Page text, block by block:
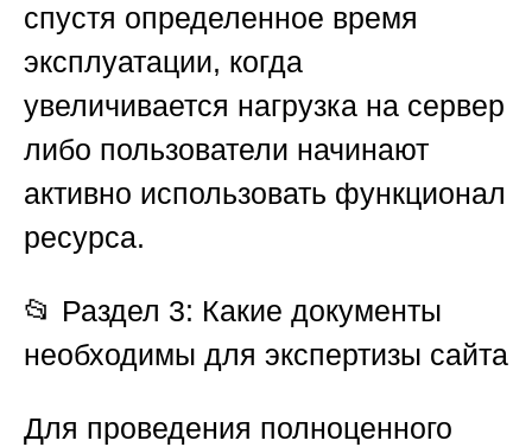
спустя определенное время
эксплуатации, когда
увеличивается нагрузка на сервер
либо пользователи начинают
активно использовать функционал
ресурса.
📂 Раздел 3: Какие документы
необходимы для экспертизы сайта
Для проведения полноценного